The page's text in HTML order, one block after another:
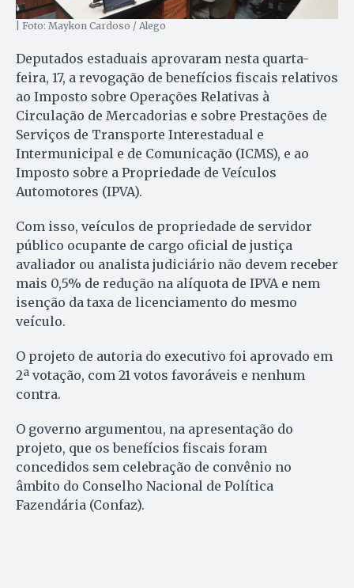
| Foto: Maykon Cardoso / Alego
Deputados estaduais aprovaram nesta quarta-
feira, 17, a revogação de benefícios fiscais relativos
ao Imposto sobre Operações Relativas à
Circulação de Mercadorias e sobre Prestações de
Serviços de Transporte Interestadual e
Intermunicipal e de Comunicação (ICMS), e ao
Imposto sobre a Propriedade de Veículos
Automotores (IPVA).
Com isso, veículos de propriedade de servidor
público ocupante de cargo oficial de justiça
avaliador ou analista judiciário não devem receber
mais 0,5% de redução na alíquota de IPVA e nem
isenção da taxa de licenciamento do mesmo
veículo.
O projeto de autoria do executivo foi aprovado em
2ª votação, com 21 votos favoráveis e nenhum
contra.
O governo argumentou, na apresentação do
projeto, que os benefícios fiscais foram
concedidos sem celebração de convênio no
âmbito do Conselho Nacional de Política
Fazendária (Confaz).